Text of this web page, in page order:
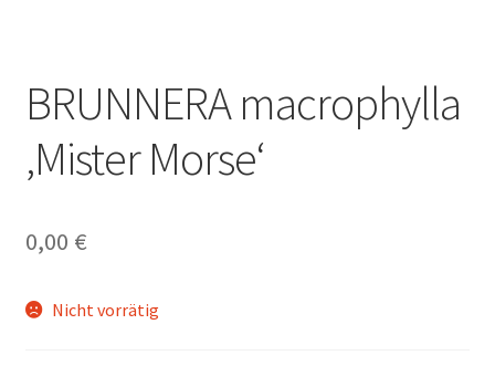
BRUNNERA macrophylla
‚Mister Morse‘
0,00 €
Nicht vorrätig